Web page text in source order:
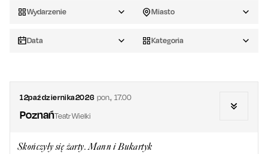
Wydarzenie Miasto
Data Kategoria
12października2026 pon.,17.00
PoznańTeatr Wielki
Skończyły się żarty. Mann i Bukartyk